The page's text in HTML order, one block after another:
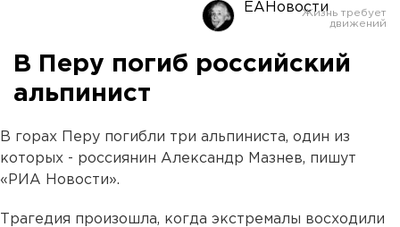
Оренбург
ЕАНовости
В Перу погиб российский
альпинист
В горах Перу погибли три альпиниста, один из
которых - россиянин Александр Мазнев, пишут
«РИА Новости».
Трагедия произошла, когда экстремалы восходили